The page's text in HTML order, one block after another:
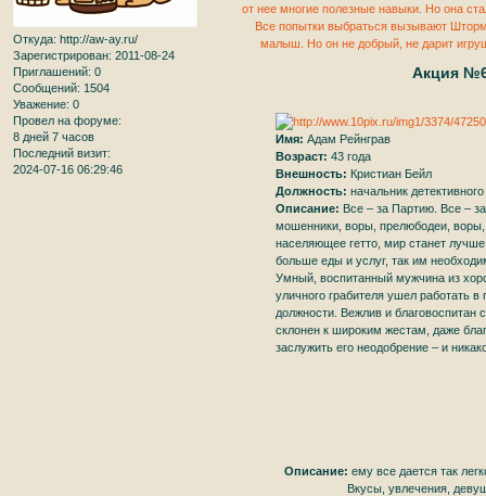
Откуда: http://aw-ay.ru/
Зарегистрирован: 2011-08-24
Приглашений: 0
Сообщений: 1504
Уважение: 0
Провел на форуме:
8 дней 7 часов
Последний визит:
2024-07-16 06:29:46
от нее многие полезные навыки. Но она
Все попытки выбраться вызывают
малыш. Но он не добрый, не дарит
Акция
Имя: Адам Рейнграв
Возраст: 43 года
Внешность: Кристиан Бейл
Должность: начальник
Описание: Все – за Партию. Все –
мошенники, воры, прелюбодеи, воры,
населяющее гетто, мир станет
больше еды и услуг, так им
Умный, воспитанный мужчина из
уличного грабителя ушел работать
должности. Вежлив и благовоспитан
склонен к широким жестам, даже
заслужить его неодобрение – и
Описание:ему все дается так
Вкусы, увлечения,